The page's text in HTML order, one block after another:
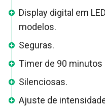
Display digital em
modelos.
Seguras.
Timer de 90
Silenciosas.
Ajuste de